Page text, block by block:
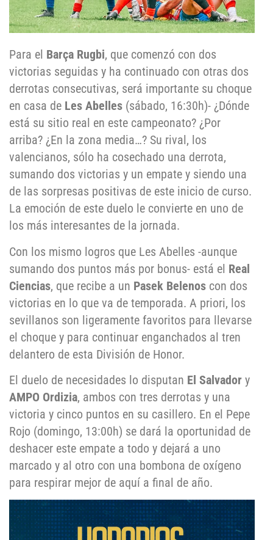
Para el Barça Rugbi, que comenzó con dos
victorias seguidas y ha continuado con otras dos
derrotas consecutivas, será importante su choque
en casa de Les Abelles (sábado, 16:30h)- ¿Dónde
está su sitio real en este campeonato? ¿Por
arriba? ¿En la zona media…? Su rival, los
valencianos, sólo ha cosechado una derrota,
sumando dos victorias y un empate y siendo una
de las sorpresas positivas de este inicio de curso.
La emoción de este duelo le convierte en uno de
los más interesantes de la jornada.
Con los mismo logros que Les Abelles -aunque
sumando dos puntos más por bonus- está el Real
Ciencias, que recibe a un Pasek Belenos con dos
victorias en lo que va de temporada. A priori, los
sevillanos son ligeramente favoritos para llevarse
el choque y para continuar enganchados al tren
delantero de esta División de Honor.
El duelo de necesidades lo disputan El Salvador y
AMPO Ordizia, ambos con tres derrotas y una
victoria y cinco puntos en su casillero. En el Pepe
Rojo (domingo, 13:00h) se dará la oportunidad de
deshacer este empate a todo y dejará a uno
marcado y al otro con una bombona de oxígeno
para respirar mejor de aquí a final de año.